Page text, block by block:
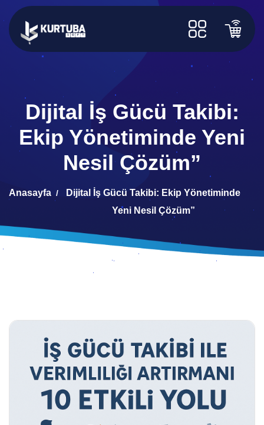
Dijital İş Gücü Takibi:
Ekip Yönetiminde Yeni
Nesil Çözüm”
Anasayfa
Dijital İş Gücü Takibi: Ekip Yönetiminde
Yeni Nesil Çözüm”